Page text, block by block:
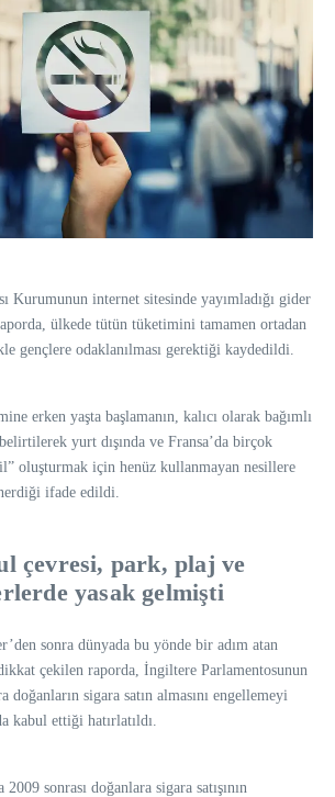
Kurumunun internet sitesinde yayımladığı gider
ülkede tütün tüketimini tamamen ortadan
gençlere odaklanılması gerektiği kaydedildi.
erken yaşta başlamanın, kalıcı olarak bağımlı
yurt dışında ve Fransa’da birçok
oluşturmak için henüz kullanmayan nesillere
ifade edildi.
çevresi, park, plaj ve
yasak gelmişti
sonra dünyada bu yönde bir adım atan
çekilen raporda, İngiltere Parlamentosunun
doğanların sigara satın almasını engellemeyi
kabul ettiği hatırlatıldı.
sonrası doğanlara sigara satışının